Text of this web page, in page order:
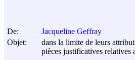
De:
Jacqueline Geffray
Objet:
dans la limite de leurs
pièces justificatives relatives